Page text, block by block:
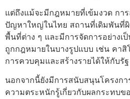
แต่ถึงแม้จะมีกฎหมายที่เข้มงวด กา
ปัญหาใหญ่ในไทย สถานที่เดิมพันที่
พื้นที่ต่าง ๆ และมีการจัดการอย่างเ
ถูกกฎหมายในบางรูปแบบ เช่น คา
การควบคุมและสร้างรายได้ให้กับรัฐ
นอกจากนี้ยังมีการสนับสนุนโครงกา
ความตระหนักรู้เกี่ยวกับผลกระทบข